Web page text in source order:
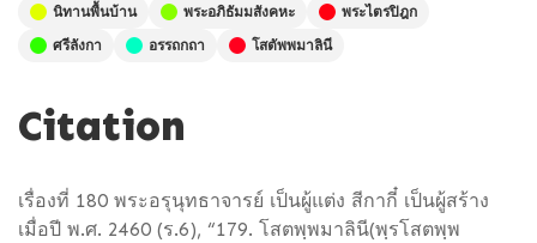
นิทานพื้นบ้าน พระอภิธัมมสังคหะ
พระไตรปิฎก
ศรีลังกา
อรรถกถา โสตัพพมาลินี
Citation
เรื่องที่ 180 พระอรุนุทธาจารย์ เป็นผู้แต่ง สีกากี๋ เป็นผู้สร้าง
เมื่อปี พ.ศ. 2460 (ร.6), “179. โสตพฺพมาลินี(พฺรโสตพฺพ